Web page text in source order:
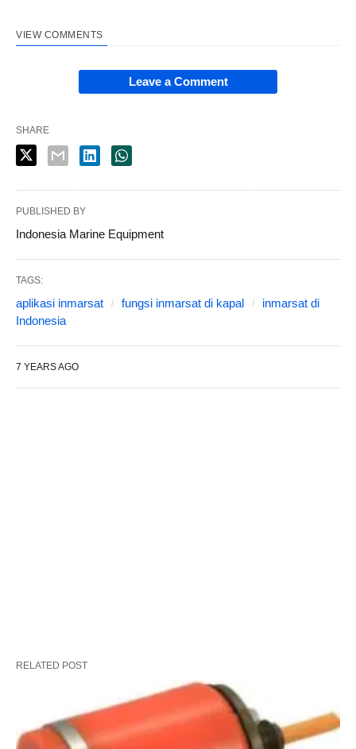
VIEW COMMENTS
Leave a Comment
SHARE
PUBLISHED BY
Indonesia Marine Equipment
TAGS:
aplikasi inmarsat fungsi inmarsat di kapal
inmarsat di
Indonesia
7 YEARS AGO
RELATED POST